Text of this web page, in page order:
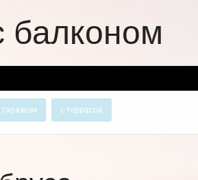
балконом
гаражом с террасой